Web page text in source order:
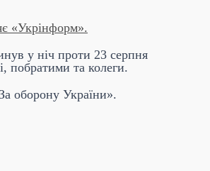
«Укрінформ».
у ніч проти 23 серпня
побратими та колеги.
оборону України».